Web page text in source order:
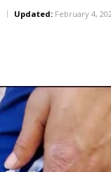
Updated: February 4,